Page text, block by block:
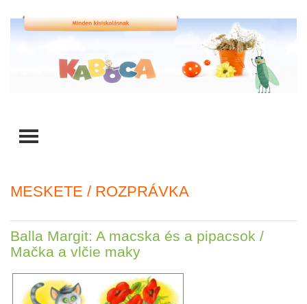
TOGGLE MENU
MESKETE / ROZPRÁVKA
Balla Margit: A macska és a pipacsok /
Mačka a vlčie maky